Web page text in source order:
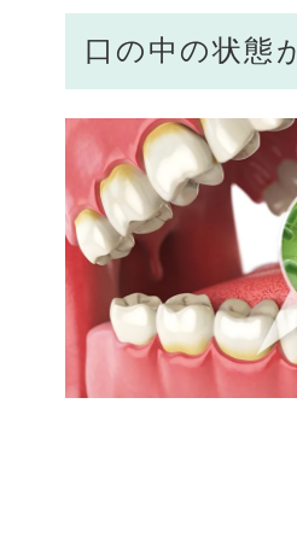
口の中の状態